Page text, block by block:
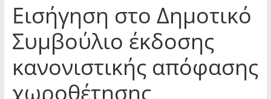
Εισήγηση στο Δημοτικό
Συμβούλιο έκδοσης
κανονιστικής απόφασης
χωροθέτησης